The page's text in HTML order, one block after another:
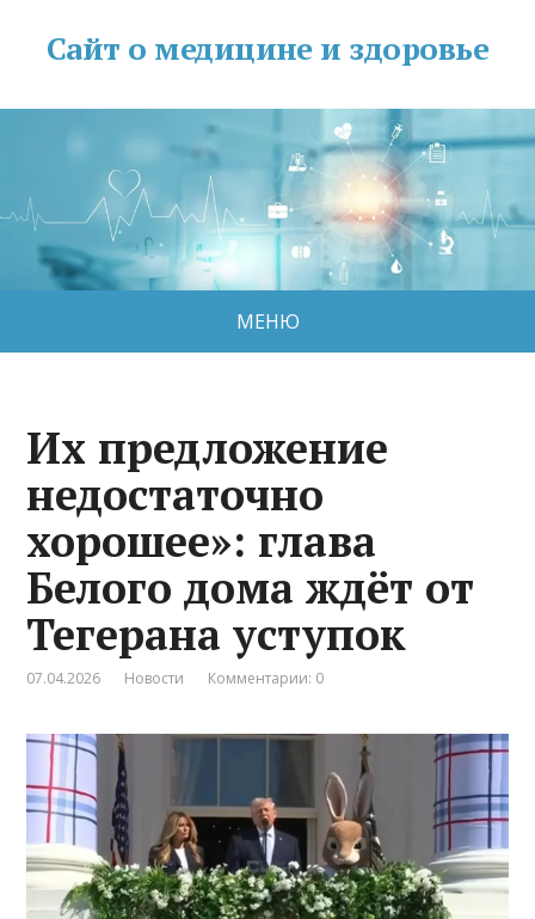
Сайт о медицине и здоровье
МЕНЮ
Их предложение
недостаточно
хорошее»: глава
Белого дома ждёт от
Тегерана уступок
07.04.2026 Новости Комментарии: 0